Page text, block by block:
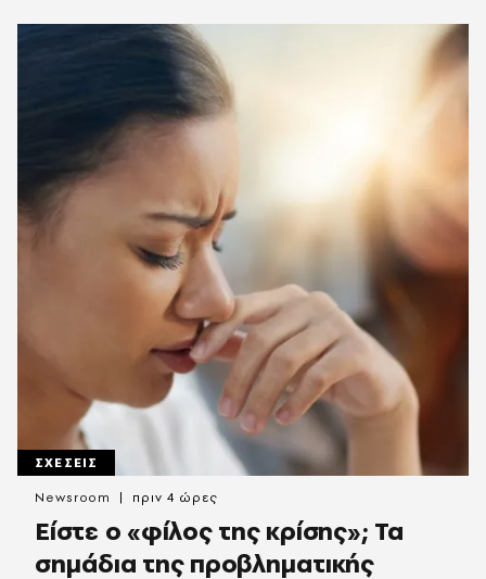
ΣΧΕΣΕΙΣ
Είστε ο «φίλος της κρίσης»; Τα
σημάδια της προβληματικής
Newsroom πριν 4 ώρες